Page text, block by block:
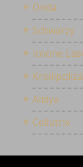
Onda
Schwarzy
Icoone
Alidya
Cellutrix